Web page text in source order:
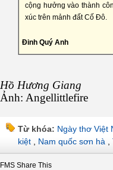
cộng hưởng vào thành
xúc trên mảnh đất Cố Đô.
Đinh Quý Anh
Hồ Hương Giang
Ảnh: Angellittlefire
Từ khóa: Ngày thơ Việt
kiệt
Nam quốc sơn hà
FMS Share This